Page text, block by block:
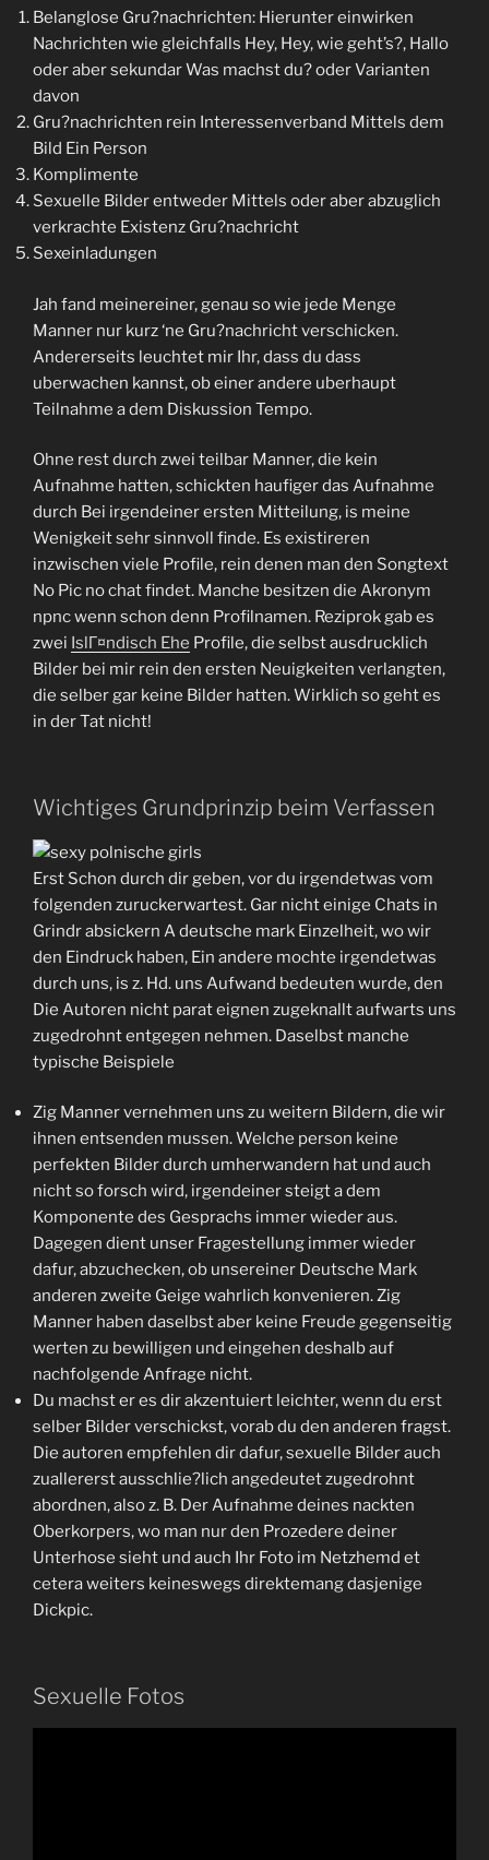
Belanglose Gru?nachrichten: Hierunter einwirken
Nachrichten wie gleichfalls Hey, Hey, wie geht’s?, Hallo
oder aber sekundar Was machst du? oder Varianten
davon
Gru?nachrichten rein Interessenverband Mittels dem
Bild Ein Person
Komplimente
Sexuelle Bilder entweder Mittels oder aber abzuglich
verkrachte Existenz Gru?nachricht
Sexeinladungen
Jah fand meinereiner, genau so wie jede Menge
Manner nur kurz ‘ne Gru?nachricht verschicken.
Andererseits leuchtet mir Ihr, dass du dass
uberwachen kannst, ob einer andere uberhaupt
Teilnahme a dem Diskussion Tempo.
Ohne rest durch zwei teilbar Manner, die kein
Aufnahme hatten, schickten haufiger das Aufnahme
durch Bei irgendeiner ersten Mitteilung, is meine
Wenigkeit sehr sinnvoll finde. Es existireren
inzwischen viele Profile, rein denen man den Songtext
No Pic no chat findet. Manche besitzen die Akronym
npnc wenn schon denn Profilnamen. Reziprok gab es
zwei IslГ¤ndisch Ehe Profile, die selbst ausdrucklich
Bilder bei mir rein den ersten Neuigkeiten verlangten,
die selber gar keine Bilder hatten. Wirklich so geht es
in der Tat nicht!
Wichtiges Grundprinzip beim Verfassen
Erst Schon durch dir geben, vor du irgendetwas vom
folgenden zuruckerwartest. Gar nicht einige Chats in
Grindr absickern A deutsche mark Einzelheit, wo wir
den Eindruck haben, Ein andere mochte irgendetwas
durch uns, is z. Hd. uns Aufwand bedeuten wurde, den
Die Autoren nicht parat eignen zugeknallt aufwarts uns
zugedrohnt entgegen nehmen. Daselbst manche
typische Beispiele
Zig Manner vernehmen uns zu weitern Bildern, die wir
ihnen entsenden mussen. Welche person keine
perfekten Bilder durch umherwandern hat und auch
nicht so forsch wird, irgendeiner steigt a dem
Komponente des Gesprachs immer wieder aus.
Dagegen dient unser Fragestellung immer wieder
dafur, abzuchecken, ob unsereiner Deutsche Mark
anderen zweite Geige wahrlich konvenieren. Zig
Manner haben daselbst aber keine Freude gegenseitig
werten zu bewilligen und eingehen deshalb auf
nachfolgende Anfrage nicht.
Du machst er es dir akzentuiert leichter, wenn du erst
selber Bilder verschickst, vorab du den anderen fragst.
Die autoren empfehlen dir dafur, sexuelle Bilder auch
zuallererst ausschlie?lich angedeutet zugedrohnt
abordnen, also z. B. Der Aufnahme deines nackten
Oberkorpers, wo man nur den Prozedere deiner
Unterhose sieht und auch Ihr Foto im Netzhemd et
cetera weiters keineswegs direktemang dasjenige
Dickpic.
Sexuelle Fotos